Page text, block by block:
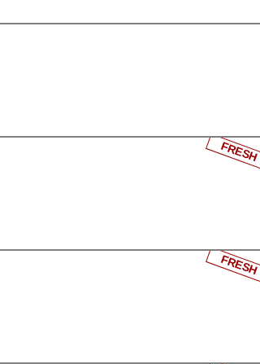
FRESH
FRESH